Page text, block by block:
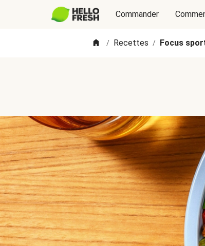
Commander
/ Recettes / Focus